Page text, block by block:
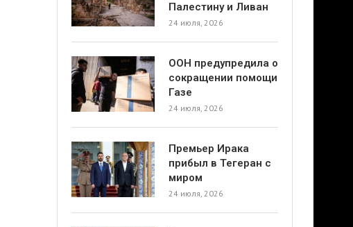
Палестину и Ливан
24 июля, 2026
ООН предупредила о
сокращении помощи
Газе
24 июля, 2026
Премьер Ирака
прибыл в Тегеран с
миром
24 июля, 2026